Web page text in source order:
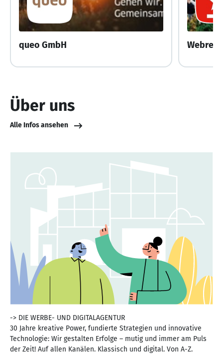
queo GmbH
Über uns
Alle Infos ansehen
-> DIE WERBE- UND DIGITALAGENTUR
30 Jahre kreative Power, fundierte Strategien und innovative
Technologie: Wir gestalten Erfolge – mutig und immer am Puls
der Zeit! Auf allen Kanälen. Klassisch und digital. Von A-Z.